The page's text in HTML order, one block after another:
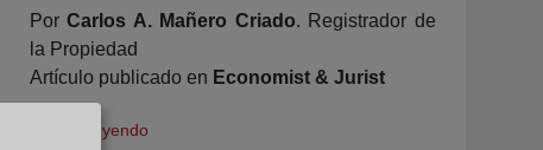
Por Carlos A. Mañero Criado. Registrador de
la Propiedad
Artículo publicado en Economist & Jurist
Seguir Leyendo